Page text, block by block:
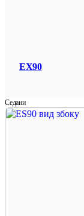
EX90
Седани